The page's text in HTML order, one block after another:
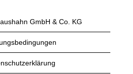
GmbH & Co. KG